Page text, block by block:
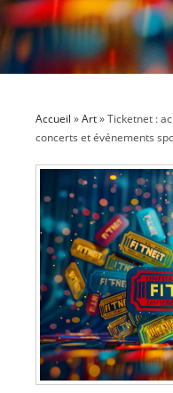
Accueil »Art»Ticketnet :
concerts et événements